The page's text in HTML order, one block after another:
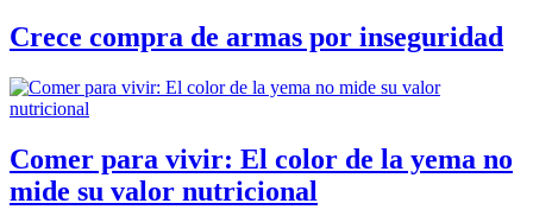
Crece compra de armas por inseguridad
Comer para vivir: El color de la yema no
mide su valor nutricional